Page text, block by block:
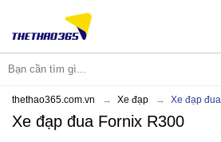
thethao365.com.vn Xe đạp Xe đạp đua
Xe đạp đua Fornix R300